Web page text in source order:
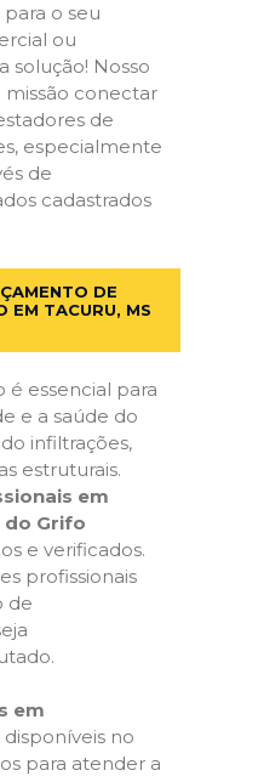
para o seu
ou
solução! Nosso
conectar
de
especialmente
de
cadastrados
DE
EM TACURU, MS
essencial para
e a saúde do
infiltrações,
estruturais.
em
Grifo
e verificados.
profissionais
de
em
disponíveis no
para atender a